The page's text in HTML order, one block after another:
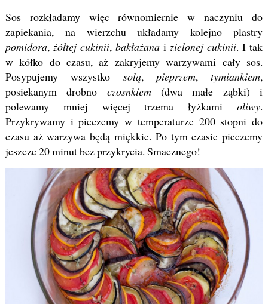
Sos rozkładamy więc równomiernie w naczyniu do
zapiekania, na wierzchu układamy kolejno plastry
pomidora, żółtej cukinii, bakłażana izielonej cukinii. I tak
w kółko do czasu, aż zakryjemy warzywami cały sos.
Posypujemy wszystko solą, pieprzem,tymiankiem,
posiekanym drobno czosnkiem(dwa małe ząbki) i
polewamy mniej więcej trzema łyżkamioliwy.
Przykrywamy i pieczemy w temperaturze 200 stopni do
czasu aż warzywa będą miękkie. Po tym czasie pieczemy
jeszcze 20 minut bez przykrycia. Smacznego!